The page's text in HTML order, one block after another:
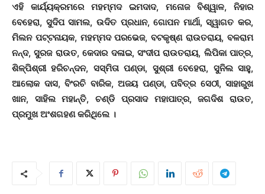
ଏହି କାର୍ଯ୍ୟକ୍ରମରେ ମହମ୍ମଦ ଇମଦାଦ, ମନୋଜ ବିଶ୍ୱାଳ, ନିହାର
ବେହେରା, ସୁଦିପ ସାମଲ, ଉଦିତ ପ୍ରଧାନ, ଗୋପନ ମାର୍ଥା, ସ୍ୱାଗତ କର,
ମିଲନ ପଟ୍ଟନାୟକ, ମହମ୍ମଦ ପରଭେଜ, ବଟକୃଷ୍ଣ ରାଉତରାୟ, ବଳରାମ
ନନ୍ଦ, ସୁରଜ ରାଉତ, କେଦାର ଦଳାଇ, ସଂଦୀପ ରାଉତରାୟ, ଲିପିକା ପାତ୍ର,
ଶିଳ୍ପିଶ୍ରୀ ହରିଚନ୍ଦନ, ସସ୍ମିତା ପଣ୍ଡା, ସୁଶ୍ରୀ ବେହେରା, ସୁନିଲ ସାହୁ,
ଆଲୋକ ଦାସ, ବିଂରଚି ବାରିକ, ଅଜୟ ପଣ୍ଡା, ପବିତ୍ର ସେଠୀ, ସାହାରୁଖ
ଖାନ, ସାହିଲ ମହାନ୍ତି, ଚଣ୍ଡି ପ୍ରସାଦ ମହାପାତ୍ର, ଜଗଦିଶ ରାଉତ,
ପ୍ରମୁଖ ଅଂଶଗହଣ କରିଥିଲେ ।